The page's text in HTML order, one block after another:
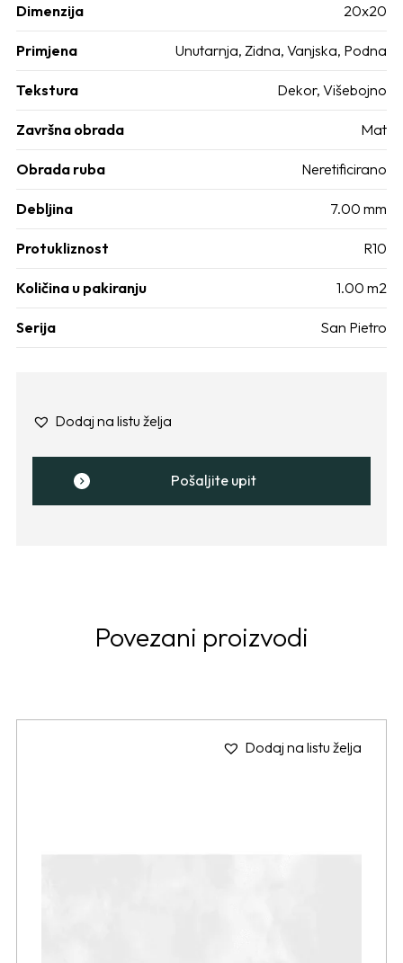
Dimenzija 20x20
Primjena Unutarnja, Zidna, Vanjska, Podna
Tekstura Dekor, Višebojno
Završna obrada Mat
Obrada ruba Neretificirano
Debljina 7.00 mm
Protukliznost R10
Količina u pakiranju 1.00 m2
Serija San Pietro
Dodaj na listu želja
Pošaljite upit
Povezani proizvodi
Dodaj na listu želja